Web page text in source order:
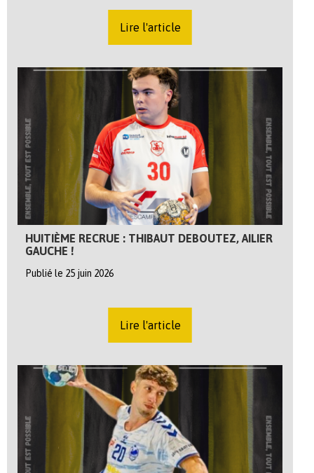
Lire l'article
HUITIÈME RECRUE : THIBAUT DEBOUTEZ, AILIER
GAUCHE !
Publié le 25 juin 2026
Lire l'article